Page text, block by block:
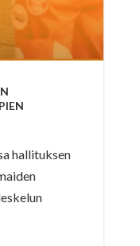
hallituksen